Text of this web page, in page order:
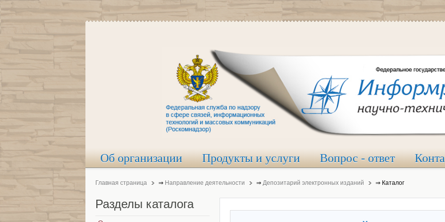
Об организации Продукты и услуги Вопрос - ответ
Главная страница ⇒ Направление деятельности ⇒ Депозитарий электронных изданий ⇒ Каталог
Разделы каталога